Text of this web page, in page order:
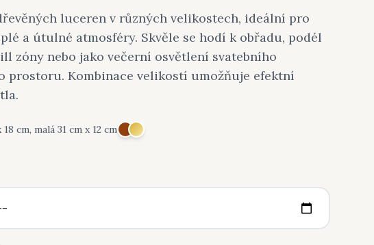
luceren v různých velikostech, ideální pro
a útulné atmosféry. Skvěle se hodí k obřadu, podél
zóny nebo jako večerní osvětlení svatebního
prostoru. Kombinace velikostí umožňuje efektní
cm, malá 31 cm x 12 cm